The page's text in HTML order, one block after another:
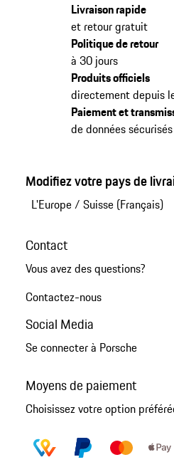
Livraison rapide
et retour gratuit
Politique de retour
à 30 jours
Produits officiels
directement depuis
Paiement et
de données sécurisés
Modifiez votre pays de
L'Europe/ Suisse (Français)
Contact
Vous avez des questions?
Contactez-nous
Social Media
Se connecter à Porsche
Moyens de paiement
Choisissez votre option